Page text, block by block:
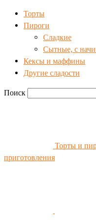
Торты
Пироги
Сладкие
Сытные, с
Кексы и маффины
Другие сладости
Поиск
Торты и
приготовления